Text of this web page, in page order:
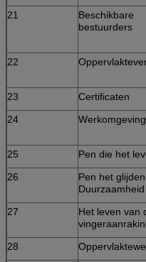
21
Beschikbare
bestuurders
22
23
Certificaten
24
Werkomgeving
25
Pen die het
26
Pen het glijden
Duurzaamheid
27
Het leven van
28